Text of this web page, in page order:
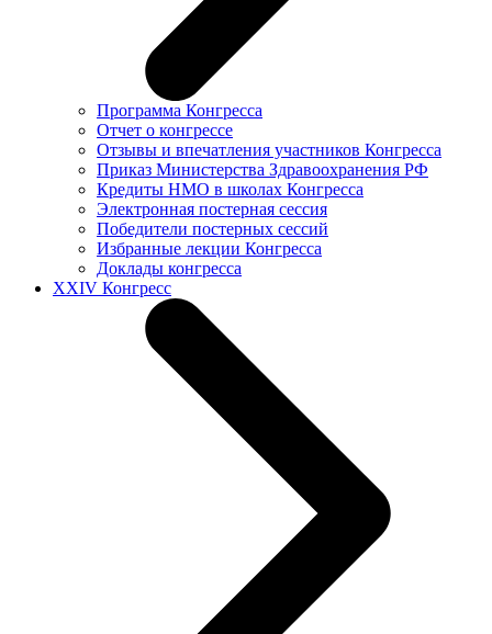
Программа Конгресса
Отчет о конгрессе
Отзывы и впечатления участников Конгресса
Приказ Министерства Здравоохранения РФ
Кредиты НМО в школах Конгресса
Электронная постерная сессия
Победители постерных сессий
Избранные лекции Конгресса
Доклады конгресса
XXIV Конгресс